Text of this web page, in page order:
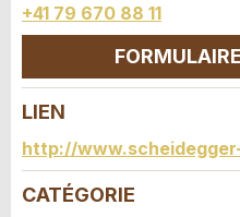
* Saisie nécessaire
Pour des raisons
de l'e-mail est
+41 79 670 88 11
Contact
Composez un
LIEN
http://
CATÉGORIE